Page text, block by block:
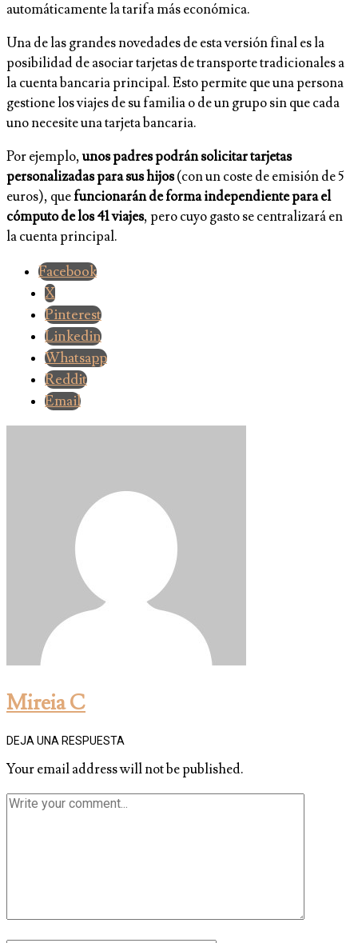
automáticamente la tarifa más económica.
Una de las grandes novedades de esta versión final es la
posibilidad de asociar tarjetas de transporte tradicionales a
la cuenta bancaria principal. Esto permite que una persona
gestione los viajes de su familia o de un grupo sin que cada
uno necesite una tarjeta bancaria.
Por ejemplo,unos padres podrán solicitar tarjetas
personalizadas para sus hijos(con un coste de emisión de 5
euros), quefuncionarán de forma independiente para el
cómputo de los 41 viajes, pero cuyo gasto se centralizará en
la cuenta principal.
Facebook
X
Pinterest
Linkedin
Whatsapp
Reddit
Email
Mireia C
DEJA UNA RESPUESTA
Your email address will not be published.